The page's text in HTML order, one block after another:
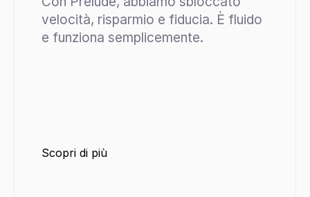
velocità, risparmio e fiducia. È fluido
e funziona semplicemente.
Scopri di più